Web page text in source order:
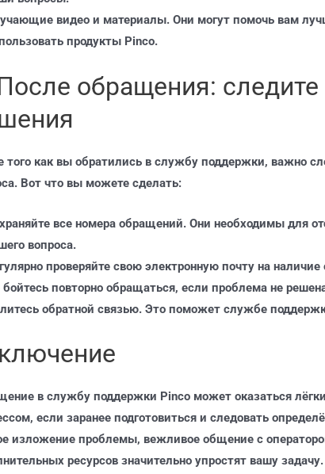
видео и материалы. Они могут помочь вам
продукты Pinco.
обращения: следите
того как вы обратились в службу поддержки, важно
Вот что вы можете сделать:
все номера обращений. Они необходимы для
вопроса.
проверяйте свою электронную почту на
повторно обращаться, если проблема не
обратной связью. Это поможет службе
в службу поддержки Pinco может оказаться
если заранее подготовиться и следовать
изложение проблемы, вежливое общение с
ресурсов значительно упростят вашу